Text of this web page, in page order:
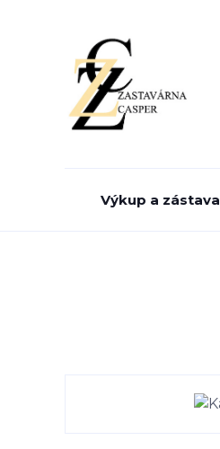
Výkup a zástava